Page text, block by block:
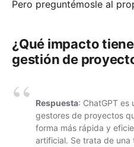
Pero preguntémosle al
¿Qué impacto
gestión de
Respuesta: ChatGPT es
gestores de proyectos
forma más rápida y
artificial. Se trata de